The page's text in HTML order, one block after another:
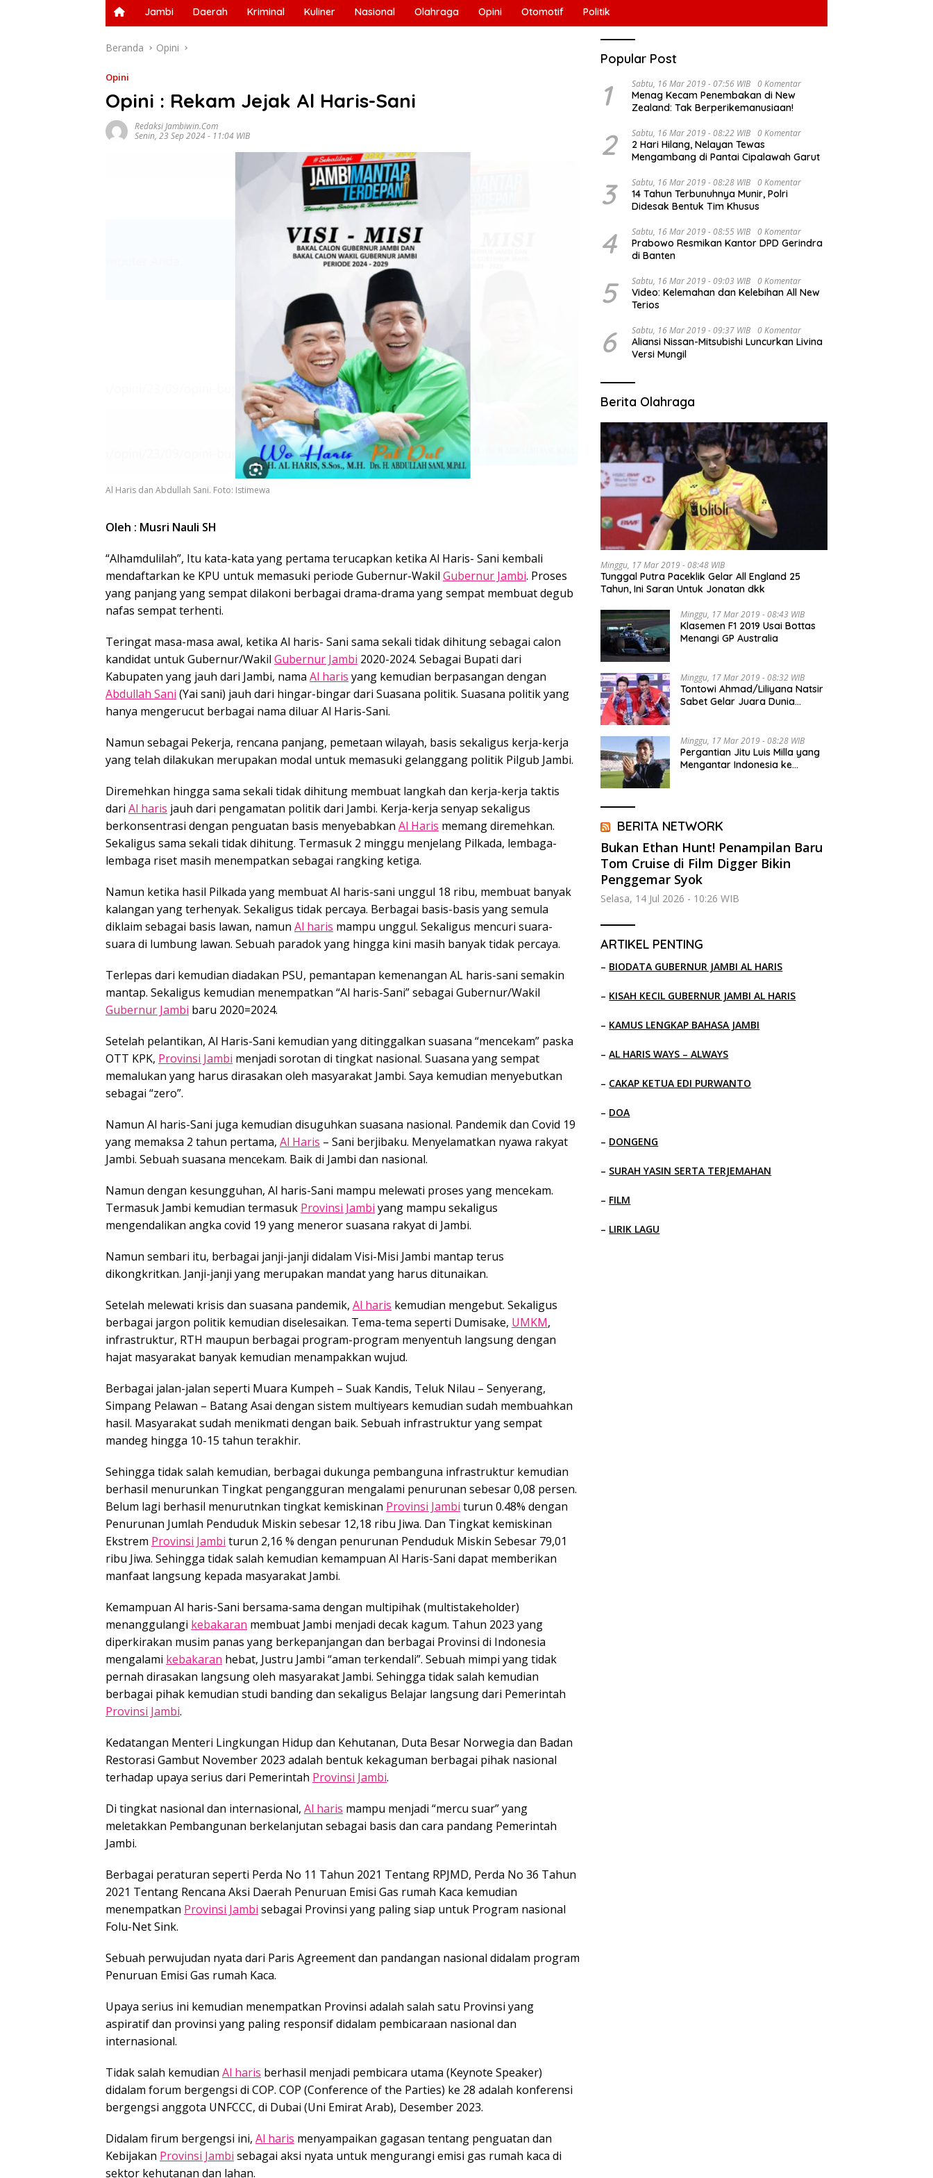
Jambi Daerah Kriminal Kuliner Nasional Olahraga Opini Otomotif Politik
Beranda Opini
Opini
Opini : Rekam Jejak Al Haris-Sani
Redaksi Jambiwin.com
Senin, 23 Sep 2024 - 11:04 WIB
Al Haris dan Abdullah Sani. Foto: Istimewa
Oleh : Musri Nauli SH
“Alhamdulilah”, Itu kata-kata yang pertama terucapkan ketika Al Haris- Sani kembali
mendaftarkan ke KPU untuk memasuki periode Gubernur-Wakil Gubernur Jambi. Proses
yang panjang yang sempat dilakoni berbagai drama-drama yang sempat membuat degub
nafas sempat terhenti.
Teringat masa-masa awal, ketika Al haris- Sani sama sekali tidak dihitung sebagai calon
kandidat untuk Gubernur/Wakil Gubernur Jambi 2020-2024. Sebagai Bupati dari
Kabupaten yang jauh dari Jambi, nama Al haris yang kemudian berpasangan dengan
Abdullah Sani (Yai sani) jauh dari hingar-bingar dari Suasana politik. Suasana politik yang
hanya mengerucut berbagai nama diluar Al Haris-Sani.
Namun sebagai Pekerja, rencana panjang, pemetaan wilayah, basis sekaligus kerja-kerja
yang telah dilakukan merupakan modal untuk memasuki gelanggang politik Pilgub Jambi.
Diremehkan hingga sama sekali tidak dihitung membuat langkah dan kerja-kerja taktis
dari Al haris jauh dari pengamatan politik dari Jambi. Kerja-kerja senyap sekaligus
berkonsentrasi dengan penguatan basis menyebabkan Al Haris memang diremehkan.
Sekaligus sama sekali tidak dihitung. Termasuk 2 minggu menjelang Pilkada, lembaga-
lembaga riset masih menempatkan sebagai rangking ketiga.
Namun ketika hasil Pilkada yang membuat Al haris-sani unggul 18 ribu, membuat banyak
kalangan yang terhenyak. Sekaligus tidak percaya. Berbagai basis-basis yang semula
diklaim sebagai basis lawan, namun Al haris mampu unggul. Sekaligus mencuri suara-
suara di lumbung lawan. Sebuah paradok yang hingga kini masih banyak tidak percaya.
Terlepas dari kemudian diadakan PSU, pemantapan kemenangan AL haris-sani semakin
mantap. Sekaligus kemudian menempatkan “Al haris-Sani” sebagai Gubernur/Wakil
Gubernur Jambi baru 2020=2024.
Setelah pelantikan, Al Haris-Sani kemudian yang ditinggalkan suasana “mencekam” paska
OTT KPK, Provinsi Jambi menjadi sorotan di tingkat nasional. Suasana yang sempat
memalukan yang harus dirasakan oleh masyarakat Jambi. Saya kemudian menyebutkan
sebagai “zero”.
Namun Al haris-Sani juga kemudian disuguhkan suasana nasional. Pandemik dan Covid 19
yang memaksa 2 tahun pertama, Al Haris – Sani berjibaku. Menyelamatkan nyawa rakyat
Jambi. Sebuah suasana mencekam. Baik di Jambi dan nasional.
Namun dengan kesungguhan, Al haris-Sani mampu melewati proses yang mencekam.
Termasuk Jambi kemudian termasuk Provinsi Jambi yang mampu sekaligus
mengendalikan angka covid 19 yang meneror suasana rakyat di Jambi.
Namun sembari itu, berbagai janji-janji didalam Visi-Misi Jambi mantap terus
dikongkritkan. Janji-janji yang merupakan mandat yang harus ditunaikan.
Setelah melewati krisis dan suasana pandemik, Al haris kemudian mengebut. Sekaligus
berbagai jargon politik kemudian diselesaikan. Tema-tema seperti Dumisake, UMKM,
infrastruktur, RTH maupun berbagai program-program menyentuh langsung dengan
hajat masyarakat banyak kemudian menampakkan wujud.
Berbagai jalan-jalan seperti Muara Kumpeh – Suak Kandis, Teluk Nilau – Senyerang,
Simpang Pelawan – Batang Asai dengan sistem multiyears kemudian sudah membuahkan
hasil. Masyarakat sudah menikmati dengan baik. Sebuah infrastruktur yang sempat
mandeg hingga 10-15 tahun terakhir.
Sehingga tidak salah kemudian, berbagai dukunga pembanguna infrastruktur kemudian
berhasil menurunkan Tingkat pengangguran mengalami penurunan sebesar 0,08 persen.
Belum lagi berhasil menurutnkan tingkat kemiskinan Provinsi Jambi turun 0.48% dengan
Penurunan Jumlah Penduduk Miskin sebesar 12,18 ribu Jiwa. Dan Tingkat kemiskinan
Ekstrem Provinsi Jambi turun 2,16 % dengan penurunan Penduduk Miskin Sebesar 79,01
ribu Jiwa. Sehingga tidak salah kemudian kemampuan Al Haris-Sani dapat memberikan
manfaat langsung kepada masyarakat Jambi.
Kemampuan Al haris-Sani bersama-sama dengan multipihak (multistakeholder)
menanggulangi kebakaran membuat Jambi menjadi decak kagum. Tahun 2023 yang
diperkirakan musim panas yang berkepanjangan dan berbagai Provinsi di Indonesia
mengalami kebakaran hebat, Justru Jambi “aman terkendali”. Sebuah mimpi yang tidak
pernah dirasakan langsung oleh masyarakat Jambi. Sehingga tidak salah kemudian
berbagai pihak kemudian studi banding dan sekaligus Belajar langsung dari Pemerintah
Provinsi Jambi.
Kedatangan Menteri Lingkungan Hidup dan Kehutanan, Duta Besar Norwegia dan Badan
Restorasi Gambut November 2023 adalah bentuk kekaguman berbagai pihak nasional
terhadap upaya serius dari Pemerintah Provinsi Jambi.
Di tingkat nasional dan internasional, Al haris mampu menjadi “mercu suar” yang
meletakkan Pembangunan berkelanjutan sebagai basis dan cara pandang Pemerintah
Jambi.
Berbagai peraturan seperti Perda No 11 Tahun 2021 Tentang RPJMD, Perda No 36 Tahun
2021 Tentang Rencana Aksi Daerah Penuruan Emisi Gas rumah Kaca kemudian
menempatkan Provinsi Jambi sebagai Provinsi yang paling siap untuk Program nasional
Folu-Net Sink.
Sebuah perwujudan nyata dari Paris Agreement dan pandangan nasional didalam program
Penuruan Emisi Gas rumah Kaca.
Upaya serius ini kemudian menempatkan Provinsi adalah salah satu Provinsi yang
aspiratif dan provinsi yang paling responsif didalam pembicaraan nasional dan
internasional.
Tidak salah kemudian Al haris berhasil menjadi pembicara utama (Keynote Speaker)
didalam forum bergengsi di COP. COP (Conference of the Parties) ke 28 adalah konferensi
bergengsi anggota UNFCCC, di Dubai (Uni Emirat Arab), Desember 2023.
Didalam firum bergengsi ini, Al haris menyampaikan gagasan tentang penguatan dan
Kebijakan Provinsi Jambi sebagai aksi nyata untuk mengurangi emisi gas rumah kaca di
sektor kehutanan dan lahan.
Popular Post
1 Sabtu, 16 Mar 2019 - 07:56 WIB 0 Komentar
Menag Kecam Penembakan di New
Zealand: Tak Berperikemanusiaan!
2 Sabtu, 16 Mar 2019 - 08:22 WIB 0 Komentar
2 Hari Hilang, Nelayan Tewas
Mengambang di Pantai Cipalawah Garut
3 Sabtu, 16 Mar 2019 - 08:28 WIB 0 Komentar
14 Tahun Terbunuhnya Munir, Polri
Didesak Bentuk Tim Khusus
4 Sabtu, 16 Mar 2019 - 08:55 WIB 0 Komentar
Prabowo Resmikan Kantor DPD Gerindra
di Banten
5 Sabtu, 16 Mar 2019 - 09:03 WIB 0 Komentar
Video: Kelemahan dan Kelebihan All New
Terios
6 Sabtu, 16 Mar 2019 - 09:37 WIB 0 Komentar
Aliansi Nissan-Mitsubishi Luncurkan Livina
Versi Mungil
Berita Olahraga
Minggu, 17 Mar 2019 - 08:48 WIB
Tunggal Putra Paceklik Gelar All England 25
Tahun, Ini Saran Untuk Jonatan dkk
Minggu, 17 Mar 2019 - 08:43 WIB
Klasemen F1 2019 Usai Bottas
Menangi GP Australia
Minggu, 17 Mar 2019 - 08:32 WIB
Tontowi Ahmad/Liliyana Natsir
Sabet Gelar Juara Dunia
Minggu, 17 Mar 2019 - 08:28 WIB
Pergantian Jitu Luis Milla yang
Mengantar Indonesia ke
BERITA NETWORK
Bukan Ethan Hunt! Penampilan Baru
Tom Cruise di Film Digger Bikin
Penggemar Syok
Selasa, 14 Jul 2026 - 10:26 WIB
ARTIKEL PENTING
– BIODATA GUBERNUR JAMBI AL HARIS
– KISAH KECIL GUBERNUR JAMBI AL HARIS
– KAMUS LENGKAP BAHASA JAMBI
–AL HARIS WAYS – ALWAYS
– CAKAP KETUA EDI PURWANTO
– DOA
– DONGENG
– SURAH YASIN SERTA TERJEMAHAN
– FILM
– LIRIK LAGU